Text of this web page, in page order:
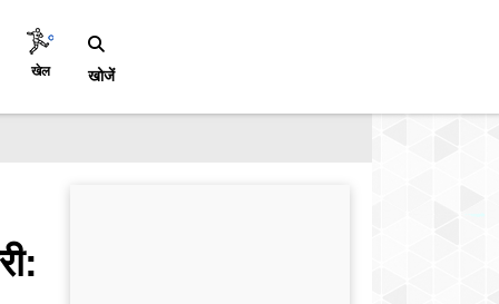
खेल खोजें